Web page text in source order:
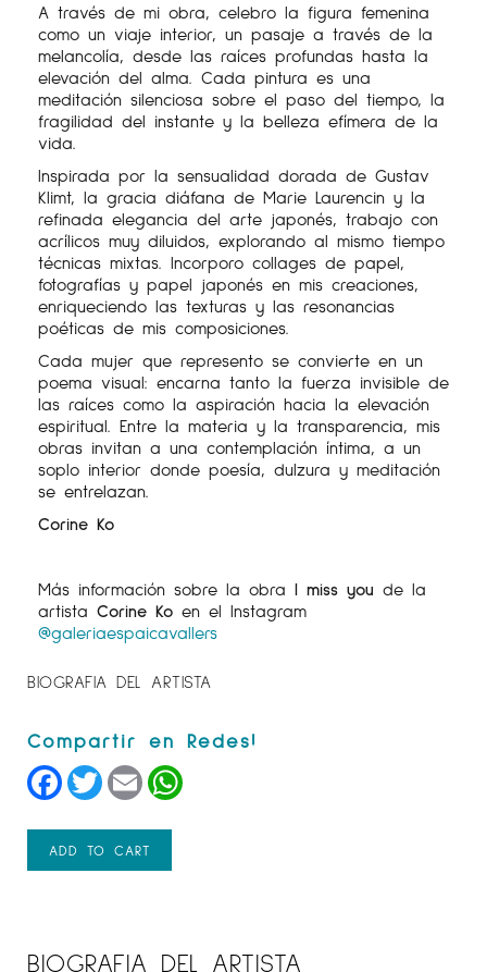
A través de mi obra, celebro la figura femenina
como un viaje interior, un pasaje a través de la
melancolía, desde las raíces profundas hasta la
elevación del alma. Cada pintura es una
meditación silenciosa sobre el paso del tiempo, la
fragilidad del instante y la belleza efímera de la
vida.
Inspirada por la sensualidad dorada de Gustav
Klimt, la gracia diáfana de Marie Laurencin y la
refinada elegancia del arte japonés, trabajo con
acrílicos muy diluidos, explorando al mismo tiempo
técnicas mixtas. Incorporo collages de papel,
fotografías y papel japonés en mis creaciones,
enriqueciendo las texturas y las resonancias
poéticas de mis composiciones.
Cada mujer que represento se convierte en un
poema visual: encarna tanto la fuerza invisible de
las raíces como la aspiración hacia la elevación
espiritual. Entre la materia y la transparencia, mis
obras invitan a una contemplación íntima, a un
soplo interior donde poesía, dulzura y meditación
se entrelazan.
Corine Ko
Más información sobre la obra I miss you de la
artista Corine Ko en el Instagram
@galeriaespaicavallers
BIOGRAFIA DEL ARTISTA
Facebook
TwitterEmail
ADD TO CART
BIOGRAFIA DEL ARTISTA